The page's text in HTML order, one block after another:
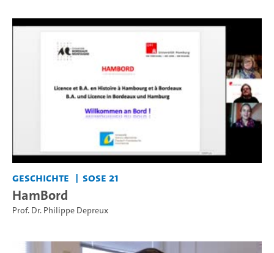
Geschichte SoSe 21
HamBord
Prof. Dr. Philippe Depreux